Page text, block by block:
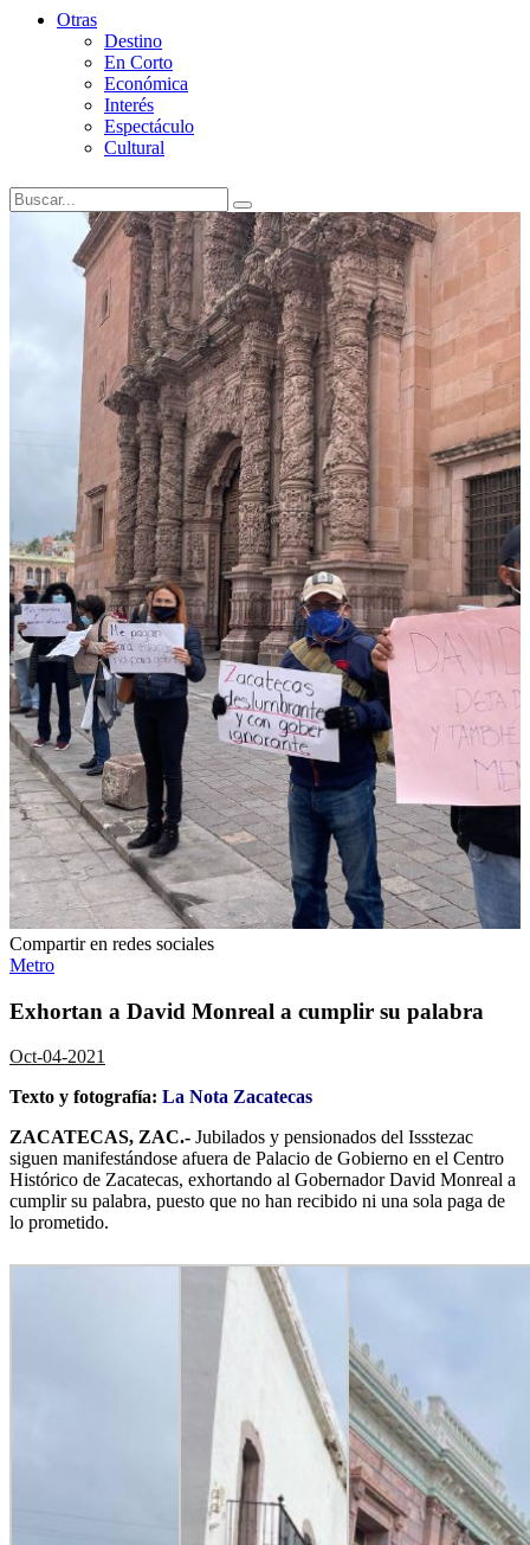
Otras
Destino
En Corto
Económica
Interés
Espectáculo
Cultural
Compartir en redes sociales
Metro
Exhortan a David Monreal a cumplir su palabra
Oct-04-2021
Texto y fotografía: La Nota Zacatecas
ZACATECAS, ZAC.- Jubilados y pensionados del Issstezac
siguen manifestándose afuera de Palacio de Gobierno en el Centro
Histórico de Zacatecas, exhortando al Gobernador David Monreal a
cumplir su palabra, puesto que no han recibido ni una sola paga de
lo prometido.